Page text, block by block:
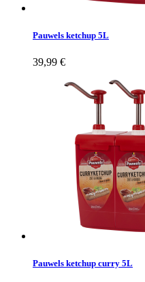
Pauwels ketchup 5L
39,99 €
Pauwels ketchup curry 5L